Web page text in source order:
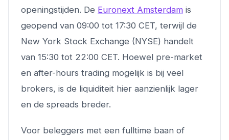
openingstijden. De Euronext Amsterdam is
geopend van 09:00 tot 17:30 CET, terwijl de
New York Stock Exchange (NYSE) handelt
van 15:30 tot 22:00 CET. Hoewel pre-market
en after-hours trading mogelijk is bij veel
brokers, is de liquiditeit hier aanzienlijk lager
en de spreads breder.
Voor beleggers met een fulltime baan of